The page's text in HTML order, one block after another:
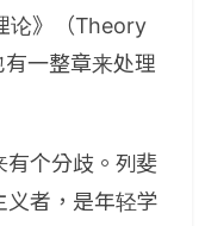
论》（Theory
一整章来处理
有个分歧。列斐
义者，是年轻学